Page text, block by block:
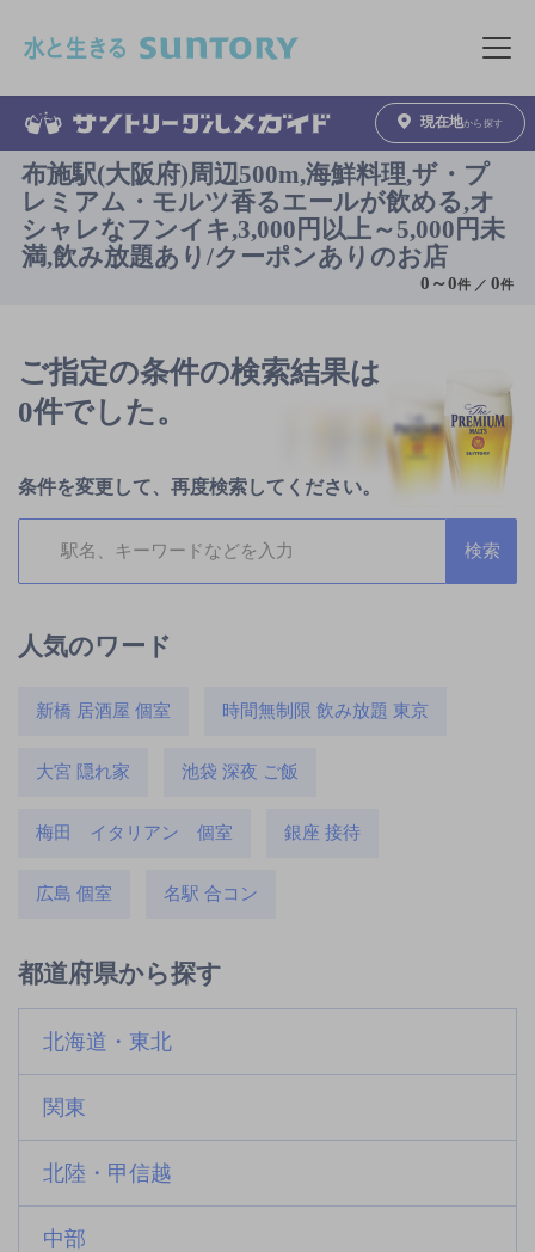
メニュ
現在地から探す
布施駅(大阪府)周辺500m,海鮮料理,ザ・プ
レミアム・モルツ香るエールが飲める,オ
シャレなフンイキ,3,000円以上～5,000円未
満,飲み放題あり/クーポンありのお店
0 ～0件 ／0件
ご指定の条件の検索結果は
0件でした。
条件を変更して、再度検索してください。
人気のワード
新橋 居酒屋 個室 時間無制限 飲み放題 東京
大宮 隠れ家 池袋 深夜 ご飯
梅田 イタリアン 個室 銀座 接待
広島 個室 名駅 合コン
都道府県から探す
北海道・東北
関東
北陸・甲信越
中部